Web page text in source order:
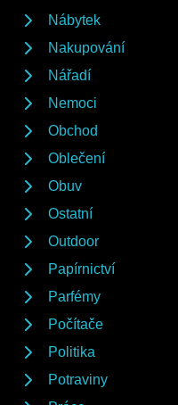
Nábytek
Nakupování
Nářadí
Nemoci
Obchod
Oblečení
Obuv
Ostatní
Outdoor
Papírnictví
Parfémy
Počítače
Politika
Potraviny